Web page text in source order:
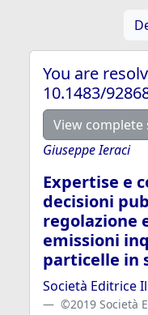
You are
10.1483/
View
Giuseppe Ieraci
Expertise e
decisioni
regolazione
emissioni
particelle in
Società Editrice
©2019 Società